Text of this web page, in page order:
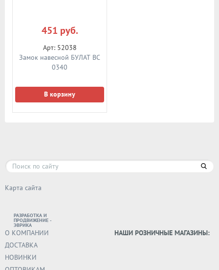
451 руб.
Арт: 52038
Замок навесной БУЛАТ ВС
0340
В корзину
Карта сайта
РАЗРАБОТКА И
ПРОДВИЖЕНИЕ -
ЭВРИКА
О КОМПАНИИ
ДОСТАВКА
НОВИНКИ
НАШИ РОЗНИЧНЫЕ МАГАЗИНЫ: